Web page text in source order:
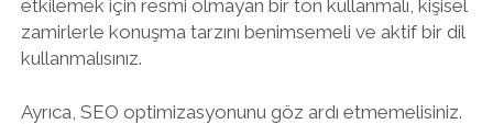
etkilemek için resmi olmayan bir ton kullanmalı, kişisel
zamirlerle konuşma tarzını benimsemeli ve aktif bir dil
kullanmalısınız.
Ayrıca, SEO optimizasyonunu göz ardı etmemelisiniz.